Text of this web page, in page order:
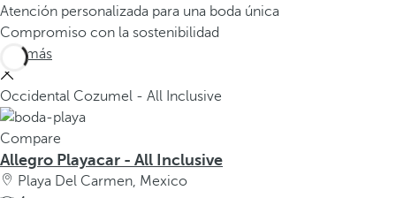
Atención personalizada para una boda única
Compromiso con la sostenibilidad
Ver más
Occidental Cozumel - All Inclusive
Compare
Allegro Playacar - All Inclusive
Playa Del Carmen, Mexico